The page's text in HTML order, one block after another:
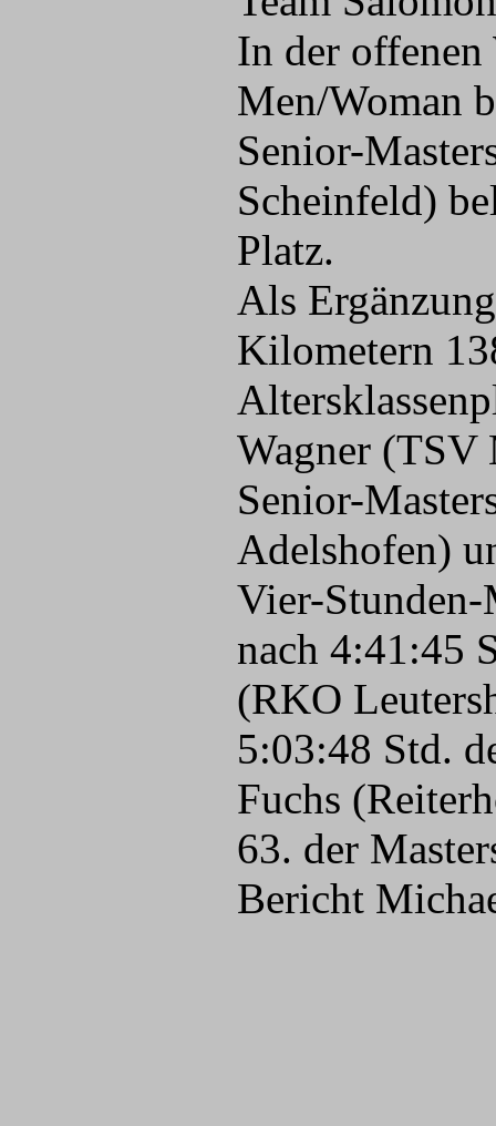
In der offenen
Men/Woman
Senior-
Scheinfeld)
Platz.
Als
Kilometern
Wagner (TSV
Senior-
Adelshofen)
Vier-
nach 4:41:45
(RKO
5:03:48 Std.
Fuchs
63. der
Bericht